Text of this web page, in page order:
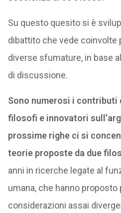
Su questo quesito si è
dibattito che vede coinvolte
diverse sfumature, in base
di discussione.
Sono numerosi i contributi
filosofi e innovatori
prossime righe ci si
teorie proposte da due
anni in ricerche legate al
umana, che hanno proposto
considerazioni assai